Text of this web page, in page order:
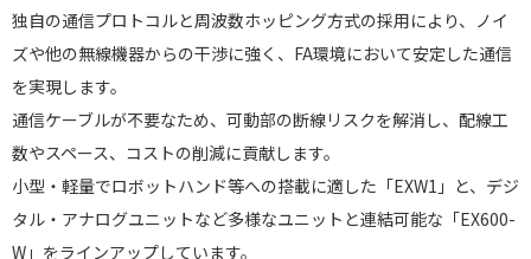
独自の通信プロトコルと周波数ホッピング方式の採用により、ノイ
ズや他の無線機器からの干渉に強く、FA環境において安定した通信
を実現します。
通信ケーブルが不要なため、可動部の断線リスクを解消し、配線工
数やスペース、コストの削減に貢献します。
小型・軽量でロボットハンド等への搭載に適した「EXW1」と、デジ
タル・アナログユニットなど多様なユニットと連結可能な「EX600-
W」をラインアップしています。